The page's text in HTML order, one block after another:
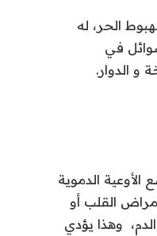
الحر، له
في
الدوار.
الدموية
القلب أو
وهذا يؤدي